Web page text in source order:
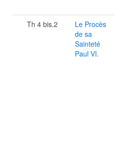
Th 4 bis.2
Le Procès
de sa
Sainteté
Paul VI.